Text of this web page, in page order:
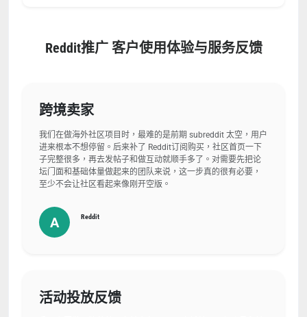
Reddit推广 客户使用体验与服务反馈
跨境卖家
我们在做海外社区项目时，最难的是前期 subreddit 太空，用户
进来根本不想停留。后来补了 Reddit订阅购买，社区首页一下
子完整很多，再去发帖子和做互动就顺手多了。对需要先把论
坛门面和基础体量做起来的团队来说，这一步真的很有必要，
至少不会让社区看起来像刚开空版。
A Reddit
活动投放反馈